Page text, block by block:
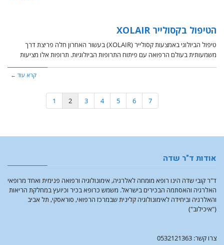
הטיפול בקסולייר XOLAIR
טיפול הביולוגי באמצעות קסולייר (XOLAIR) בעשור האחרון חלה פריצת דרך
משמעותית בעולם הרפואה עם פיתוח התרופות הביולוגיות. תרופות אלו מציעות
קרא עוד ←
1 2 3 4 5 6 7
אודות ד"ר שדה
ד"ר קובי שדה הינו רופא מומחה לאלרגיה, אימונולוגיה ורפואה פנימית ואחד מרופאי
האלרגיה והאסתמה הבכירים בישראל. משמש כרופא בכיר וכיועץ במחלקת הריאות
והאלרגיה וביחידה לאימונולוגיה קלינית שבמרכז הרפואי, סוראסקי, תל אביב
("איכילוב")
צרו קשר: 0532121363